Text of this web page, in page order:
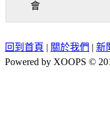
會
回到首頁 | 關於我們 | 新
Powered by XOOPS ©